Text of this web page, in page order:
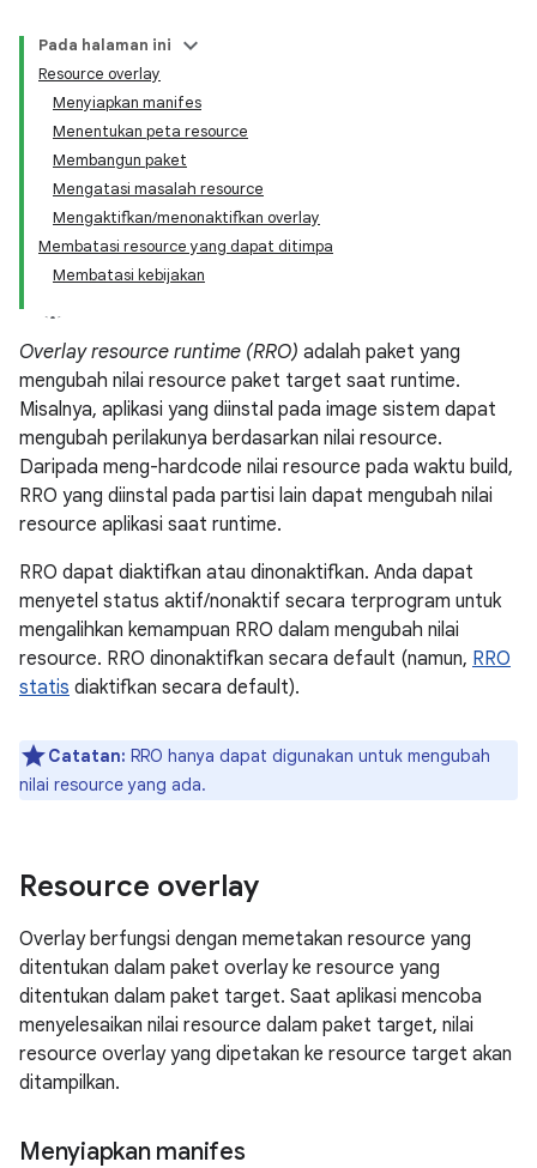
Pada halaman ini
Resource overlay
Menyiapkan manifes
Menentukan peta resource
Membangun paket
Mengatasi masalah resource
Mengaktifkan/menonaktifkan overlay
Membatasi resource yang dapat ditimpa
Membatasi kebijakan
Overlay resource runtime (RRO) adalah paket yang
mengubah nilai resource paket target saat runtime.
Misalnya, aplikasi yang diinstal pada image sistem dapat
mengubah perilakunya berdasarkan nilai resource.
Daripada meng-hardcode nilai resource pada waktu build,
RRO yang diinstal pada partisi lain dapat mengubah nilai
resource aplikasi saat runtime.
RRO dapat diaktifkan atau dinonaktifkan. Anda dapat
menyetel status aktif/nonaktif secara terprogram untuk
mengalihkan kemampuan RRO dalam mengubah nilai
resource. RRO dinonaktifkan secara default (namun, RRO
statis diaktifkan secara default).
Catatan: RRO hanya dapat digunakan untuk mengubah
nilai resource yang ada.
Resource overlay
Overlay berfungsi dengan memetakan resource yang
ditentukan dalam paket overlay ke resource yang
ditentukan dalam paket target. Saat aplikasi mencoba
menyelesaikan nilai resource dalam paket target, nilai
resource overlay yang dipetakan ke resource target akan
ditampilkan.
Menyiapkan manifes